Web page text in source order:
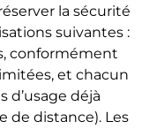
la sécurité
suivantes :
conformément
et chacun
d’usage déjà
de distance). Les